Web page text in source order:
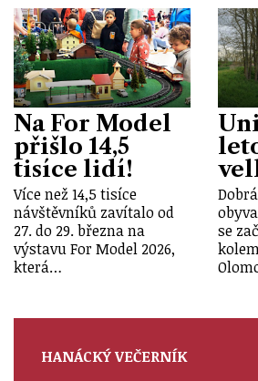
Na For Model
přišlo 14,5
tisíce lidí!
Více než 14,5 tisíce
návštěvníků zavítalo od
27. do 29. března na
výstavu For Model 2026,
která…
se
HANÁCKÝ VEČERNÍK